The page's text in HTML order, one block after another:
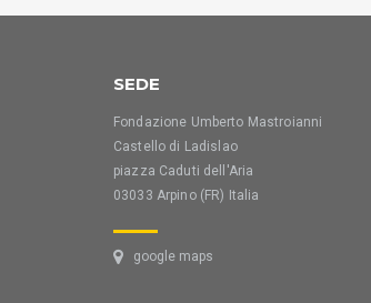
SEDE
Fondazione Umberto Mastroianni
Castello di Ladislao
piazza Caduti dell'Aria
03033 Arpino (FR) Italia
google maps